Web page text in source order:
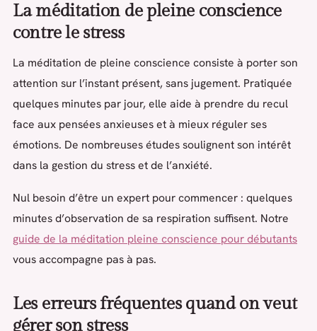
La méditation de pleine conscience
contre le stress
La méditation de pleine conscience consiste à porter son
attention sur l’instant présent, sans jugement. Pratiquée
quelques minutes par jour, elle aide à prendre du recul
face aux pensées anxieuses et à mieux réguler ses
émotions. De nombreuses études soulignent son intérêt
dans la gestion du stress et de l’anxiété.
Nul besoin d’être un expert pour commencer : quelques
minutes d’observation de sa respiration suffisent. Notre
guide de la méditation pleine conscience pour débutants
vous accompagne pas à pas.
Les erreurs fréquentes quand on veut
gérer son stress